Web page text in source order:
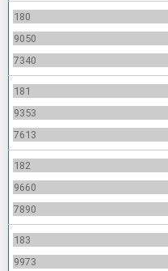
180
9050
7340
181
9353
7613
182
9660
7890
183
9973